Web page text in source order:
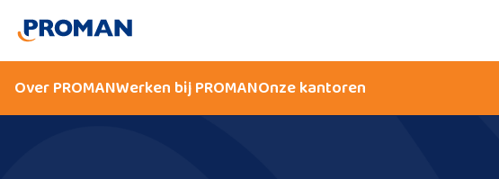
Over PROMANWerken bij PROMANOnze kantoren